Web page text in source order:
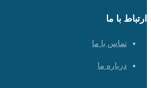
ارتباط با ما
تماس با ما
درباره ما